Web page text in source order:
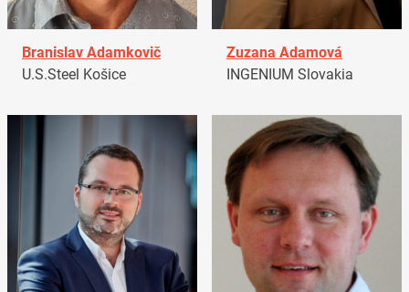
Branislav Adamkovič
U.S.Steel Košice
Zuzana Adamová
INGENIUM Slovakia